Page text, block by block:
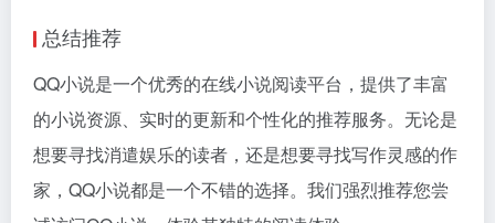
总结推荐
QQ小说是一个优秀的在线小说阅读平台，提供了丰富
的小说资源、实时的更新和个性化的推荐服务。无论是
想要寻找消遣娱乐的读者，还是想要寻找写作灵感的作
家，QQ小说都是一个不错的选择。我们强烈推荐您尝